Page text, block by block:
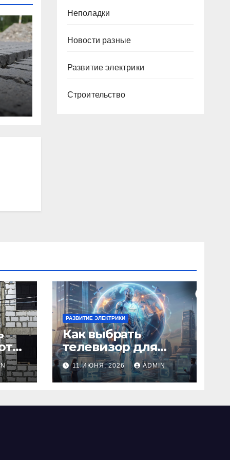
Неполадки
Новости разные
Развитие электрики
Строительство
РАЗВИТИЕ ЭЛЕКТРИКИ
Как выбрать
телевизор для
дома: критерии,
технологии и
советы
11 ИЮНЯ, 2026 ADMIN